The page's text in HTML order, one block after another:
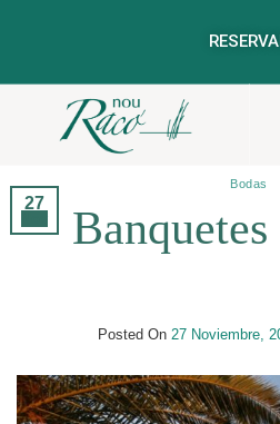
Archivos
Nou
Bodas
Posted On27 Noviembre,
27